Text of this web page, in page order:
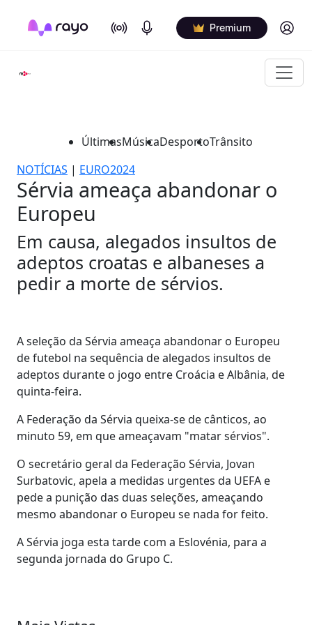
On Air Podcasts Premium Log in
ÚltimasMúsicaDesportoTrânsito
NOTÍCIAS | EURO2024
Sérvia ameaça abandonar o
Europeu
Em causa, alegados insultos de
adeptos croatas e albaneses a
pedir a morte de sérvios.
A seleção da Sérvia ameaça abandonar o Europeu
de futebol na sequência de alegados insultos de
adeptos durante o jogo entre Croácia e Albânia, de
quinta-feira.
A Federação da Sérvia queixa-se de cânticos, ao
minuto 59, em que ameaçavam "matar sérvios".
O secretário geral da Federação Sérvia, Jovan
Surbatovic, apela a medidas urgentes da UEFA e
pede a punição das duas seleções, ameaçando
mesmo abandonar o Europeu se nada for feito.
A Sérvia joga esta tarde com a Eslovénia, para a
segunda jornada do Grupo C.